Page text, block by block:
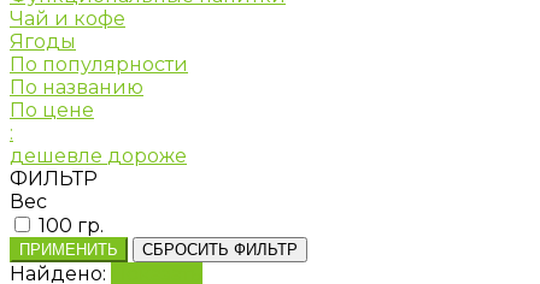
Чай и кофе
Ягоды
По популярности
По названию
По цене
:
дешевле дороже
ФИЛЬТР
Вес
100 гр.
ПРИМЕНИТЬ СБРОСИТЬ ФИЛЬТР
Найдено: